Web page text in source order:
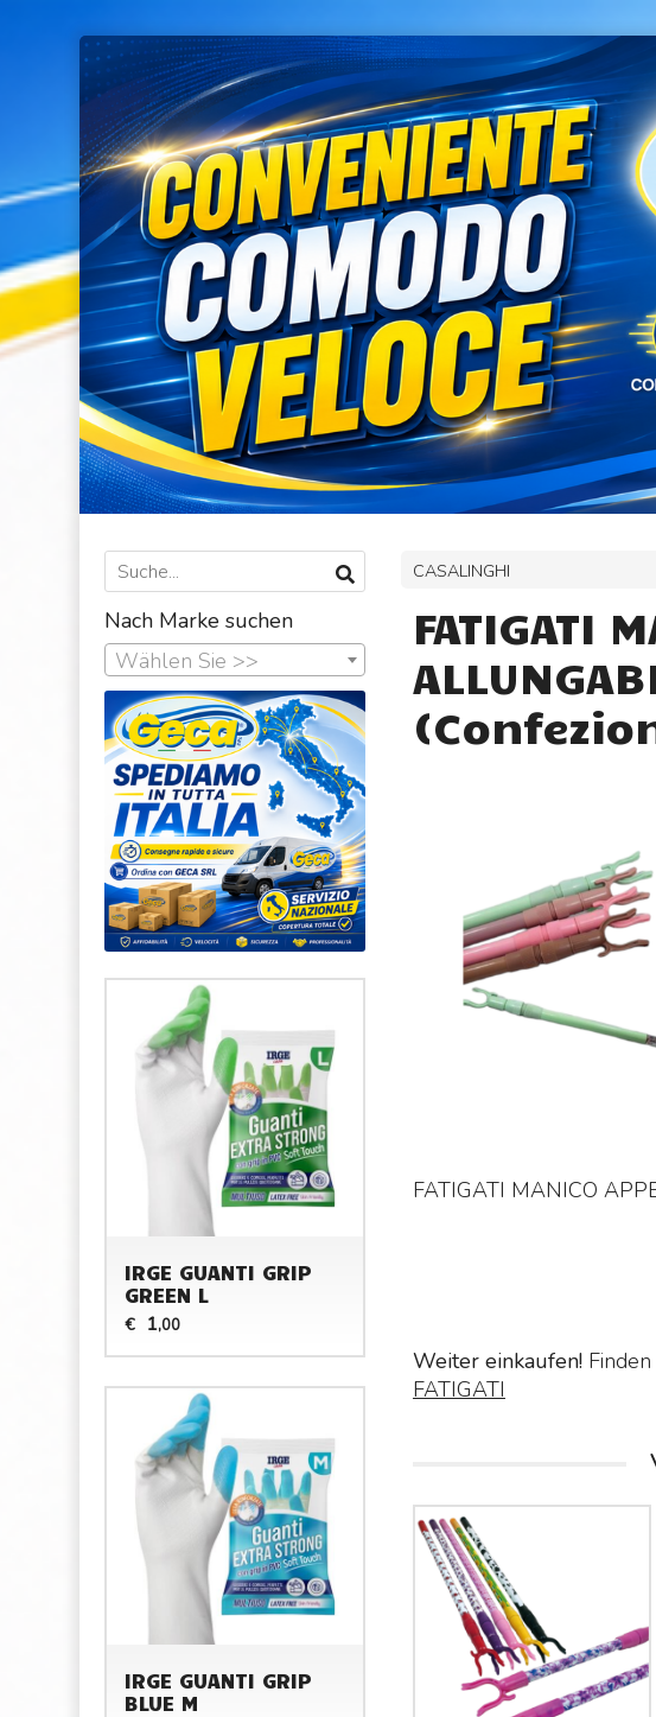
CASALINGHI
FATIGATI
FATIGATI MANICO
Weiter einkaufen!Finden
FATIGATI
Nach Marke suchen
Wählen Sie >>
IRGE GUANTI GRIP
GREEN L
€ 1,00
IRGE GUANTI GRIP
BLUE M